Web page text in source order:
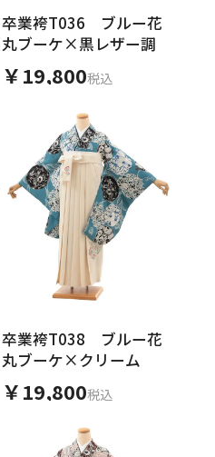
卒業袴T036 ブルー花
丸ブーケ×黒レザー調
￥19,800税込
卒業袴T038 ブルー花
丸ブーケ×クリーム
￥19,800税込